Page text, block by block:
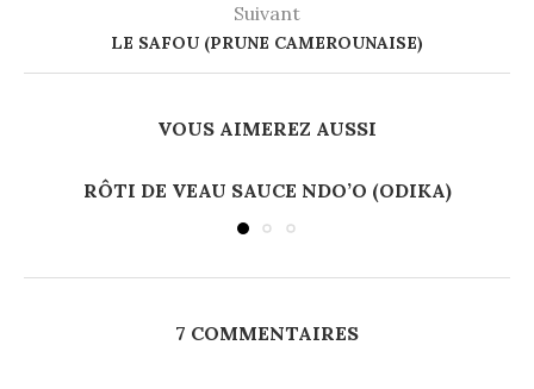
Suivant
LE SAFOU (PRUNE CAMEROUNAISE)
VOUS AIMEREZ AUSSI
RÔTI DE VEAU SAUCE NDO’O (ODIKA)
7 COMMENTAIRES